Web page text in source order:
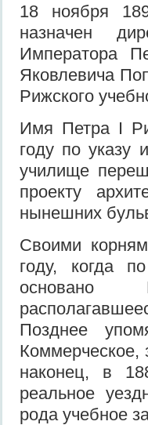
18 ноября
назначен
Императора
Яковлевича
Рижского
Имя Петра I
году по указу
училище
проекту
нынешних
Своими
году, когда
основано
Позднее
Коммерческое,
наконец, в
реальное
рода учебное